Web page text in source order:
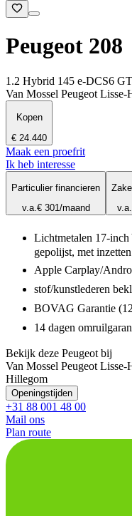
Peugeot 208
1.2 Hybrid 145 e-DCS6 GT
Van Mossel Peugeot
Kopen
€ 24.440
Maak een proefrit
Ik heb interesse
Particulier financieren
v.a.€ 301/maand
v.a.
Lichtmetalen 17-
gepolijst, met inzetten
Apple Carplay/
stof/kunstlederen
BOVAG Garantie
14 dagen
Bekijk deze Peugeot bij
Van Mossel Peugeot
Hillegom
Openingstijden
+31 88 001 48 00
Mail ons
Plan route